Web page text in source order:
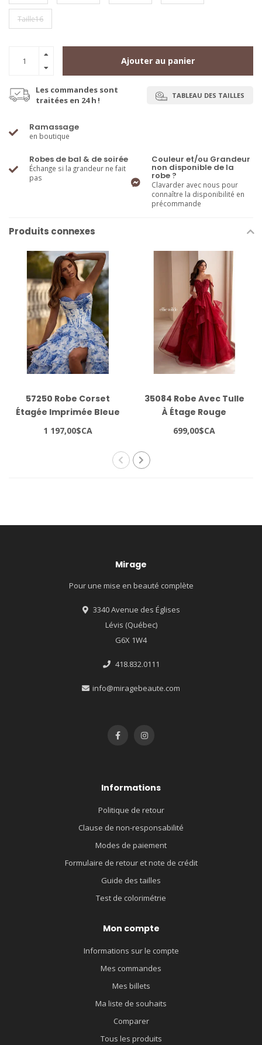
Taille16
Ajouter au panier
Les commandes sont
traitées en 24 h !
TABLEAU DES TAILLES
Ramassage
en boutique
Robes de bal & de soirée
Échange si la grandeur ne fait
pas
Couleur et/ou Grandeur
non disponible de la
robe ?
Clavarder avec nous pour
connaître la disponibilité en
précommande
Produits connexes
57250 Robe Corset
Étagée Imprimée Bleue
1 197,00$CA
35084 Robe Avec Tulle
À Étage Rouge
699,00$CA
Mirage
Pour une mise en beauté complète
3340 Avenue des Églises
Lévis (Québec)
G6X 1W4
418.832.0111
info@miragebeaute.com
Informations
Politique de retour
Clause de non-responsabilité
Modes de paiement
Formulaire de retour et note de crédit
Guide des tailles
Test de colorimétrie
Mon compte
Informations sur le compte
Mes commandes
Mes billets
Ma liste de souhaits
Comparer
Tous les produits